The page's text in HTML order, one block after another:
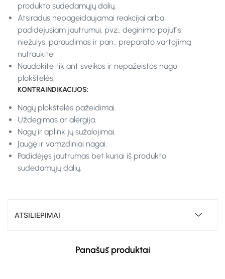
produkto sudedamųjų dalių.
Atsiradus nepageidaujamai reakcijai arba
padidėjusiam jautrumui, pvz., deginimo pojūtis,
niežulys, paraudimas ir pan., preparato vartojimą
nutraukite
Naudokite tik ant sveikos ir nepažeistos nago
plokštelės.
KONTRAINDIKACIJOS:
Nagų plokštelės pažeidimai.
Uždegimas ar alergija.
Nagų ir aplink jų sužalojimai.
Įaugę ir vamzdiniai nagai.
Padidėjęs jautrumas bet kuriai iš produkto
sudedamųjų dalių.
ATSILIEPIMAI
Panašūs produktai